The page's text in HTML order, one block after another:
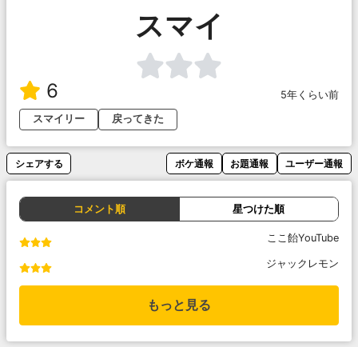
スマイ
6
5年くらい前
スマイリー
戻ってきた
シェアする ボケ通報 お題通報 ユーザー通報
コメント順 星つけた順
ここ飴YouTube
ジャックレモン
もっと見る